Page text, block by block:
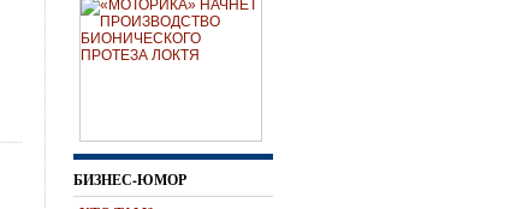
БИЗНЕС-ЮМОР